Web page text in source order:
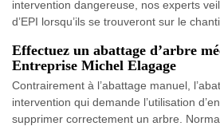
intervention dangereuse, nos experts
d’EPI lorsqu’ils se trouveront sur le
Effectuez un abattage d’arbre
Entreprise Michel Elagage
Contrairement à l’abattage manuel,
intervention qui demande l’utilisation
supprimer correctement un arbre.